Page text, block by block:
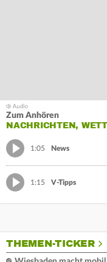
Zum Anhören
NACHRICHTEN,
1:05 News
1:15 V-Tipps
THEMEN-TICKER